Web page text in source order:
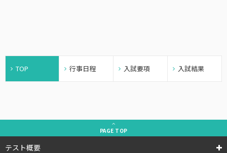
TOP 行事日程 入試要項 入試結果
PAGE TOP
テスト概要